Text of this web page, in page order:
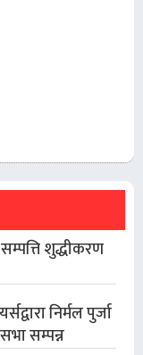
शुद्धीकरण
निर्मल पुर्जा
सम्पन्न